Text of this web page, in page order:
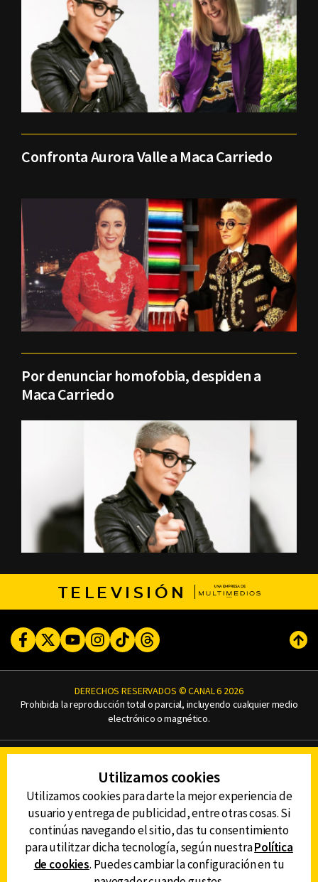
Confronta Aurora Valle a Maca Carriedo
Por denunciar homofobia, despiden a
Maca Carriedo
TELEVISIÓN
FacebookTwitterYoutubeInstagram
TikTokThreads
DERECHOS RESERVADOS © CANAL 6 2026
Prohibida la reproducción total o parcial, incluyendo cualquier medio
electrónico o magnético.
AVISO DE PRIVACIDAD
DEFENSORÍA DE LAS AUDIENCIAS
DESCARGA LA APP DE CANAL 6
Utilizamos cookies
Utilizamos cookies para darte la mejor experiencia de
usuario y entrega de publicidad, entre otras cosas. Si
continúas navegando el sitio, das tu consentimiento
para utilitzar dicha tecnología, según nuestraPolítica
de cookies. Puedes cambiar la configuración en tu